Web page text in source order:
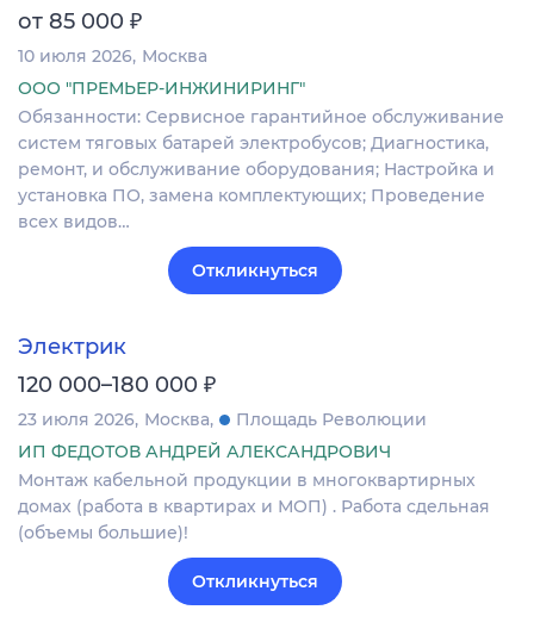
от 85 000 ₽
10 июля 2026 Москва
ООО "ПРЕМЬЕР-ИНЖИНИРИНГ"
Обязанности: Сервисное гарантийное обслуживание
систем тяговых батарей электробусов; Диагностика,
ремонт, и обслуживание оборудования; Настройка и
установка ПО, замена комплектующих; Проведение
всех видов…
Откликнуться
Электрик
120 000–180 000 ₽
23 июля 2026 Москва
Площадь Революции
ИП ФЕДОТОВ АНДРЕЙ АЛЕКСАНДРОВИЧ
Монтаж кабельной продукции в многоквартирных
домах (работа в квартирах и МОП) . Работа сдельная
(объемы большие)!
Откликнуться